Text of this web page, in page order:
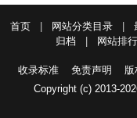
首页 网站分类目录
归档
网站排
收录标准 免责声明
Copyright (c) 2013-